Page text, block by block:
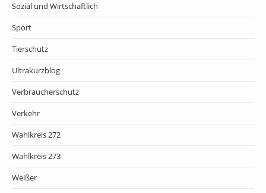
Sozial und Wirtschaftlich
Sport
Tierschutz
Ultrakurzblog
Verbraucherschutz
Verkehr
Wahlkreis 272
Wahlkreis 273
Weißer